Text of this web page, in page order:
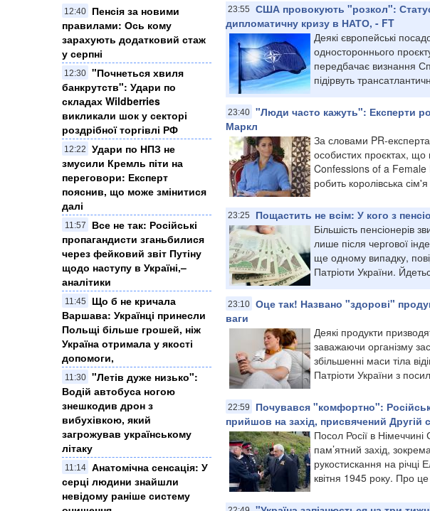
12:40
Пенсія за новими
правилами: Ось кому
зарахують додатковий стаж
у серпні
12:30 "Почнеться хвиля
банкрутств": Удари по
складах Wildberries
викликали шок у секторі
роздрібної торгівлі РФ
12:22
Удари по НПЗ не
змусили Кремль піти на
переговори: Експерт
пояснив, що може змінитися
далі
11:57
Все не так: Російські
пропагандисти зганьбилися
через фейковий звіт Путіну
щодо наступу в Україні,–
аналітики
11:45
Що б не кричала
Варшава: Українці принесли
Польщі більше грошей, ніж
Україна отримала у якості
допомоги,
11:30
"Летів дуже низько":
Водій автобуса ногою
знешкодив дрон з
вибухівкою, який
загрожував українському
літаку
11:14
Анатомічна сенсація: У
серці людини знайшли
невідому раніше систему
23:55
США провокують "розкол":
дипломатичну кризу в НАТО, - FT
Деякі європейські
одностороннього
передбачає визнання
підірвуть
23:40 "Люди часто кажуть": Експерти
Маркл
За словами PR-
особистих проєктах, що
Confessions of a Female
робить королівська
23:25
Пощастить не всім: У кого з
Більшість пенсіонерів
лише після чергової
ще одному випадку,
Патріоти України.
23:10 Оце так! Названо "здорові"
ваги
Деякі продукти
заважаючи організму
збільшенні маси тіла
Патріоти України з
22:59
Почувався "комфортно":
прийшов на захід, присвячений Другій
Посол Росії в
пам’ятний захід,
рукостискання на річці
квітня 1945 року. Про